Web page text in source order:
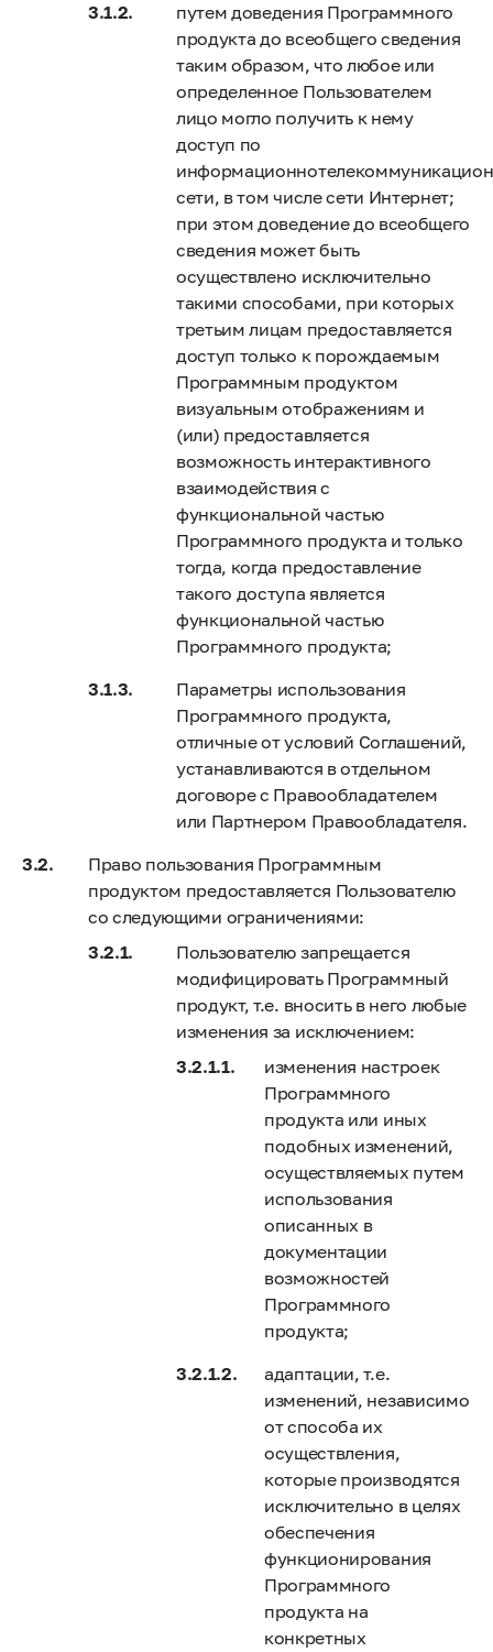
путем доведения Программного
продукта до всеобщего сведения
таким образом, что любое или
определенное Пользователем
лицо могло получить к нему
доступ по
сети, в том числе сети Интернет;
при этом доведение до всеобщего
сведения может быть
осуществлено исключительно
такими способами, при которых
третьим лицам предоставляется
доступ только к порождаемым
Программным продуктом
визуальным отображениям и
(или) предоставляется
возможность интерактивного
взаимодействия с
функциональной частью
Программного продукта и только
тогда, когда предоставление
такого доступа является
функциональной частью
Программного продукта;
Параметры использования
Программного продукта,
отличные от условий Соглашений,
устанавливаются в отдельном
договоре с Правообладателем
или Партнером Правообладателя.
Право пользования Программным
продуктом предоставляется Пользователю
со следующими ограничениями:
Пользователю запрещается
модифицировать Программный
продукт, т.е. вносить в него любые
изменения за исключением:
изменения настроек
Программного
продукта или иных
подобных изменений,
осуществляемых путем
использования
описанных в
документации
возможностей
Программного
продукта;
адаптации, т.е.
изменений, независимо
от способа их
осуществления,
которые производятся
исключительно в целях
обеспечения
функционирования
Программного
продукта на
конкретных